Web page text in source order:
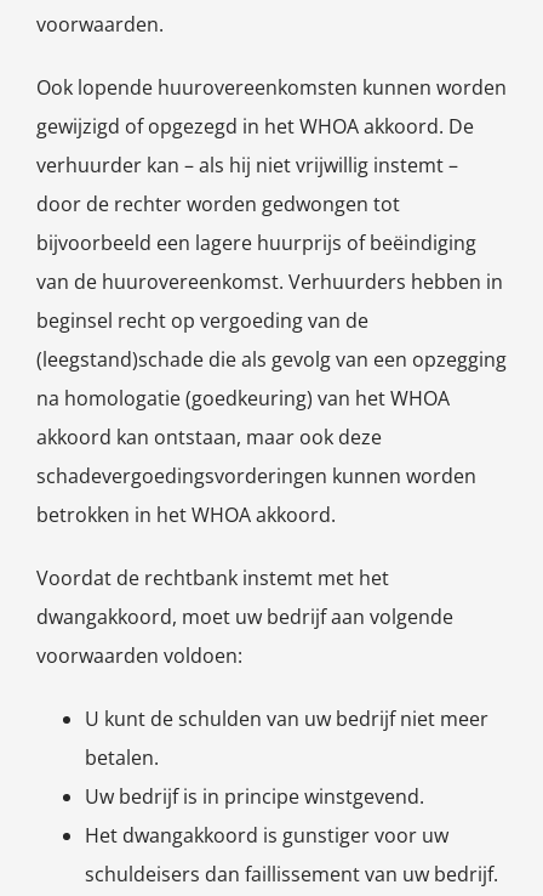
voorwaarden.
Ook lopende huurovereenkomsten kunnen worden
gewijzigd of opgezegd in het WHOA akkoord. De
verhuurder kan – als hij niet vrijwillig instemt –
door de rechter worden gedwongen tot
bijvoorbeeld een lagere huurprijs of beëindiging
van de huurovereenkomst. Verhuurders hebben in
beginsel recht op vergoeding van de
(leegstand)schade die als gevolg van een opzegging
na homologatie (goedkeuring) van het WHOA
akkoord kan ontstaan, maar ook deze
schadevergoedingsvorderingen kunnen worden
betrokken in het WHOA akkoord.
Voordat de rechtbank instemt met het
dwangakkoord, moet uw bedrijf aan volgende
voorwaarden voldoen:
U kunt de schulden van uw bedrijf niet meer
betalen.
Uw bedrijf is in principe winstgevend.
Het dwangakkoord is gunstiger voor uw
schuldeisers dan faillissement van uw bedrijf.